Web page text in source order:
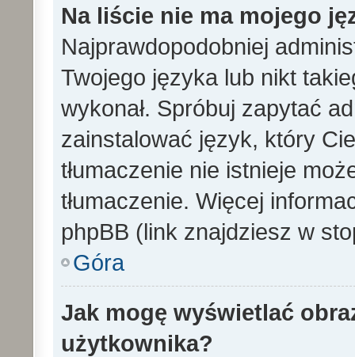
Na liście nie ma mojego
Najprawdopodobniej
Twojego języka lub nikt
wykonał. Spróbuj zapytać
zainstalować język, który
tłumaczenie nie istnieje
tłumaczenie. Więcej
phpBB (link znajdziesz w
Góra
Jak mogę wyświetlać
użytkownika?